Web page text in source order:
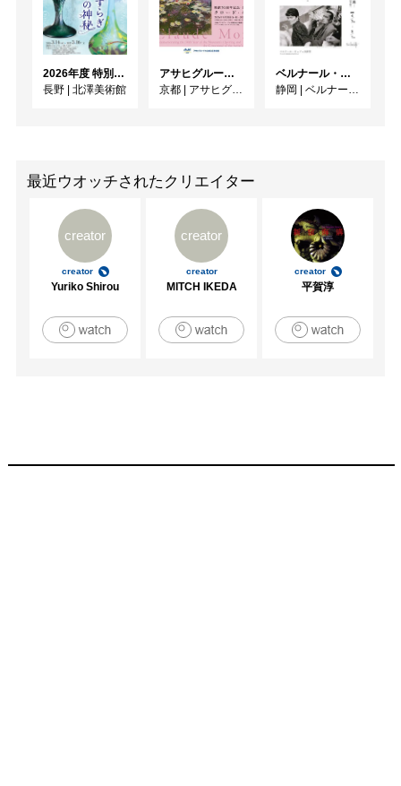
2026年度 特別展「ガレとドーム、アール･ヌーヴォーのガラス 水辺のやすらぎ、海の神秘」
長野 | 北澤美術館
アサヒグループ大山崎山荘美術館 開館30周年記念展「没後100年 クロード・モネ」
京都 | アサヒグループ大山崎山荘美術館
ベルナール・ビュフェと写真 ーカメラがとらえたビュフェとその時代、そして21 世紀へ
静岡 | ベルナール・ビュフェ美術館
最近ウオッチされたクリエイター
creator
creator
Yuriko Shirou
creator
creator
MITCH IKEDA
creator
平賀淳